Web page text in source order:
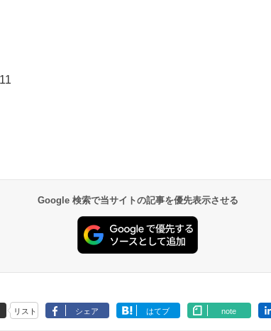
Google 検索で当サイトの記事を優先表示させる
リスト シェア はてブ note